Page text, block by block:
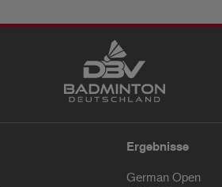
Ergebnisse
German Open